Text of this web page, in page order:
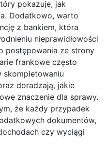
pokazuje, jak
Dodatkowo, warto
z bankiem, która
nieprawidłowości
postępowania ze strony
frankowe często
skompletowaniu
doradzają, jakie
znaczenie dla sprawy.
że każdy przypadek
dokumentów,
czy wyciągi